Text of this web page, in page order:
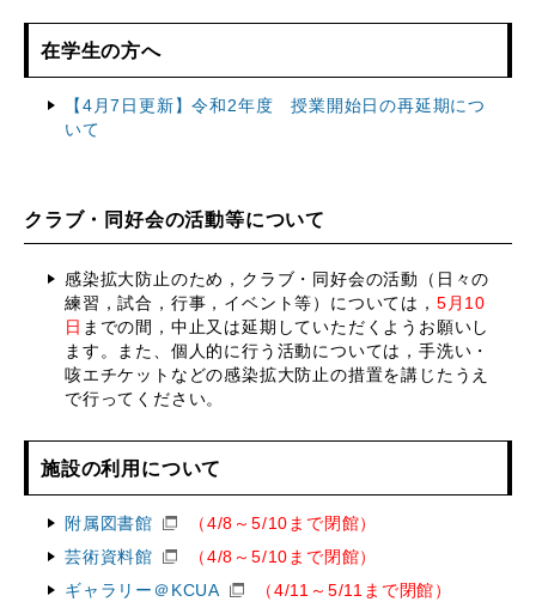
在学生の方へ
【4月7日更新】令和2年度 授業開始日の再延期につ
いて
クラブ・同好会の活動等について
感染拡大防止のため，クラブ・同好会の活動（日々の
練習，試合， 行事，イベント等）については， 5月10
日 までの間， 中止又は延期していただくようお願いし
ます。また、個人的に行う活動については，手洗い・
咳エチケットなどの感染拡大防止の措置を講じたうえ
で行ってください。
施設の利用について
附属図書館
（4/8～5/10まで閉館）
芸術資料館
（4/8～5/10まで閉館）
ギャラリー＠KCUA
（4/11～5/11まで閉館）